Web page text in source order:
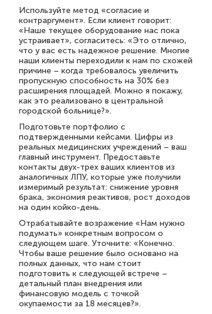
Используйте метод «согласие и
контраргумент». Если клиент говорит:
«Наше текущее оборудование нас пока
устраивает», согласитесь: «Это отлично,
что у вас есть надежное решение. Многие
наши клиенты переходили к нам по схожей
причине – когда требовалось увеличить
пропускную способность на 30% без
расширения площадей. Можно я покажу,
как это реализовано в центральной
городской больнице?».
Подготовьте портфолио с
подтвержденными кейсами. Цифры из
реальных медицинских учреждений – ваш
главный инструмент. Предоставьте
контакты двух-трех ваших клиентов из
аналогичных ЛПУ, которые уже получили
измеримый результат: снижение уровня
брака, экономия реактивов, рост доходов
на один койко-день.
Отрабатывайте возражение «Нам нужно
подумать» конкретным вопросом о
следующем шаге. Уточните: «Конечно.
Чтобы ваше решение было основано на
полных данных, что нам стоит
подготовить к следующей встрече –
детальный план внедрения или
финансовую модель с точкой
окупаемости за 18 месяцев?».